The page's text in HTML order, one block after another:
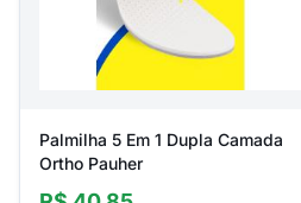
Palmilha 5 Em 1 Dupla Camada
Ortho Pauher